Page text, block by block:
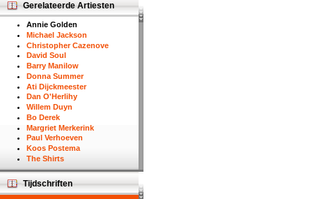
Gerelateerde Artiesten
Annie Golden
Michael Jackson
Christopher Cazenove
David Soul
Barry Manilow
Donna Summer
Ati Dijckmeester
Dan O'Herlihy
Willem Duyn
Bo Derek
Margriet Merkerink
Paul Verhoeven
Koos Postema
The Shirts
Tijdschriften